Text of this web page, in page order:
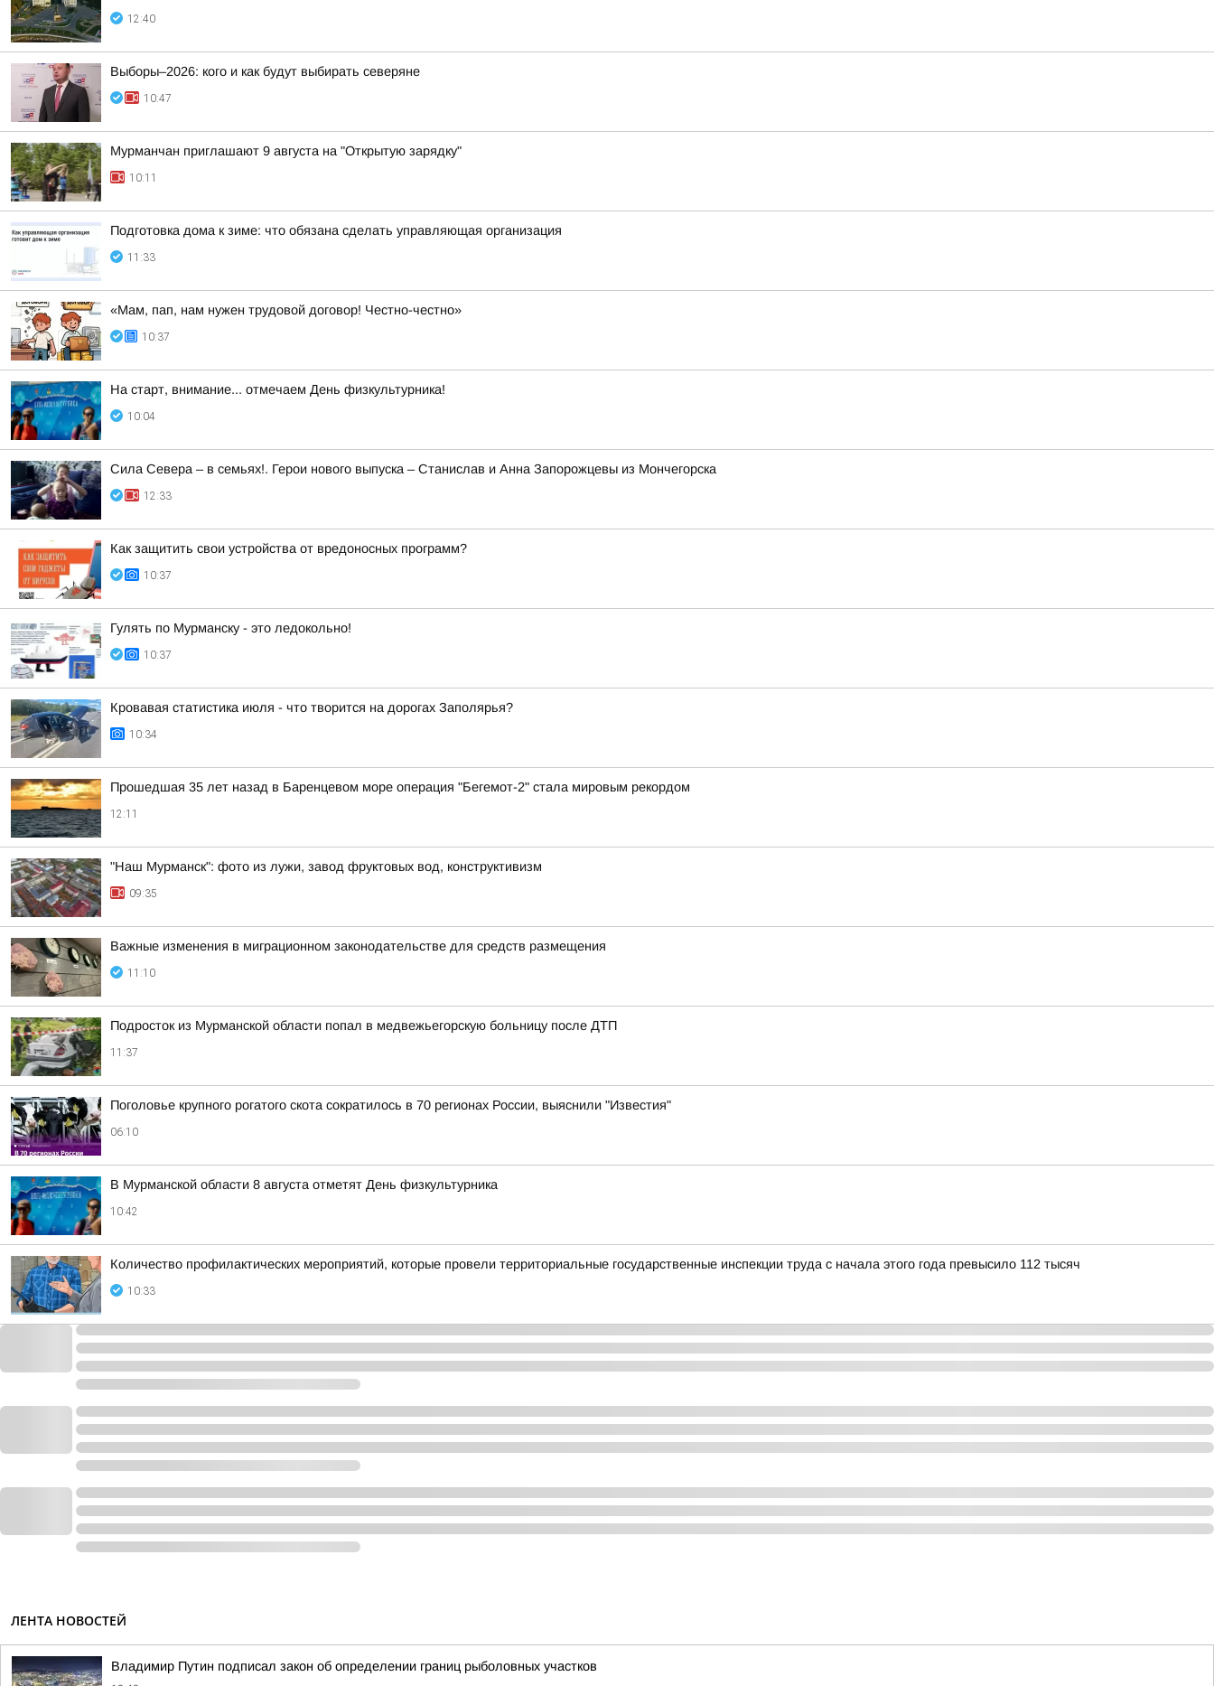
12:40
Выборы–2026: кого и как будут выбирать северяне
10:47
Мурманчан приглашают 9 августа на "Открытую зарядку"
10:11
Подготовка дома к зиме: что обязана сделать управляющая организация
11:33
«Мам, пап, нам нужен трудовой договор! Честно-честно»
10:37
На старт, внимание... отмечаем День физкультурника!
10:04
Сила Севера – в семьях!. Герои нового выпуска – Станислав и Анна Запорожцевы из Мончегорска
12:33
Как защитить свои устройства от вредоносных программ?
10:37
Гулять по Мурманску - это ледокольно!
10:37
Кровавая статистика июля - что творится на дорогах Заполярья?
10:34
Прошедшая 35 лет назад в Баренцевом море операция "Бегемот-2" стала мировым рекордом
12:11
"Наш Мурманск": фото из лужи, завод фруктовых вод, конструктивизм
09:35
Важные изменения в миграционном законодательстве для средств размещения
11:10
Подросток из Мурманской области попал в медвежьегорскую больницу после ДТП
11:37
Поголовье крупного рогатого скота сократилось в 70 регионах России, выяснили "Известия"
06:10
В Мурманской области 8 августа отметят День физкультурника
10:42
Количество профилактических мероприятий, которые провели территориальные государственные инспекции труда с начала этого года превысило 112 тысяч
10:33
ЛЕНТА НОВОСТЕЙ
Владимир Путин подписал закон об определении границ рыболовных участков